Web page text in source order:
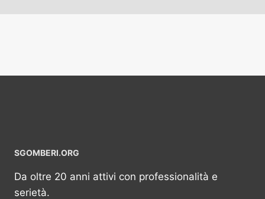
SGOMBERI.ORG
Da oltre 20 anni attivi con professionalità e
serietà.